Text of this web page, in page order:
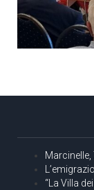
“La Villa